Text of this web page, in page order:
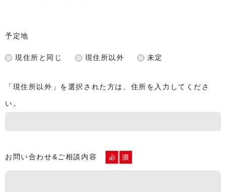
予定地
現住所と同じ 現住所以外 未定
「現住所以外」を選択された方は、住所を入力してくださ
い。
お問い合わせ&ご相談内容